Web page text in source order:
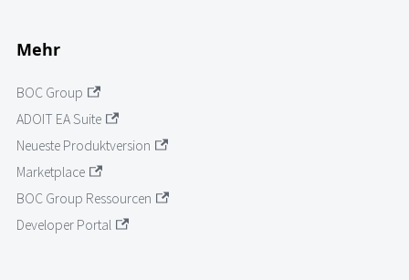
Mehr
BOC Group
ADOIT EA Suite
Neueste Produktversion
Marketplace
BOC Group Ressourcen
Developer Portal